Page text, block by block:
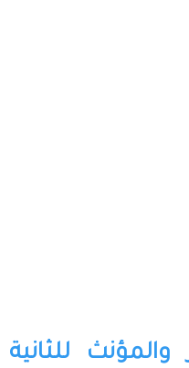
للثانية